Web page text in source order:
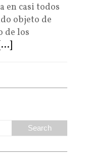
en casi todos
objeto de
de los